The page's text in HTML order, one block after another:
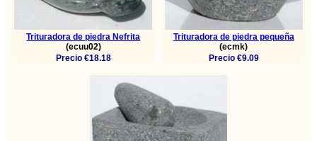
Trituradora de piedra Nefrita
(ecuu02)
Precio €18.18
Trituradora de piedra pequeña
(ecmk)
Precio €9.09